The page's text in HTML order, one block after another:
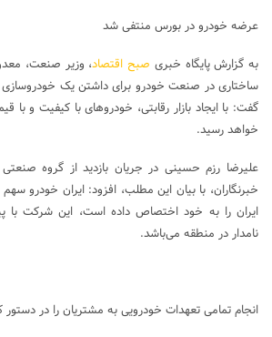
عرضه خودرو در بورس منتفی شد
به گزارش پایگاه خبری صبح اقتصاد، وزیر صنعت،
ساختاری در صنعت خودرو برای داشتن یک
گفت: با ایجاد بازار رقابتی، خودروهای با کیفیت و
خواهد رسید.
علیرضا رزم‌ حسینی در جریان بازدید از گروه صنعتی
نامدار در منطقه می‌باشد.
انجام تمامی تعهدات خودرویی به مشتریان را در دستور